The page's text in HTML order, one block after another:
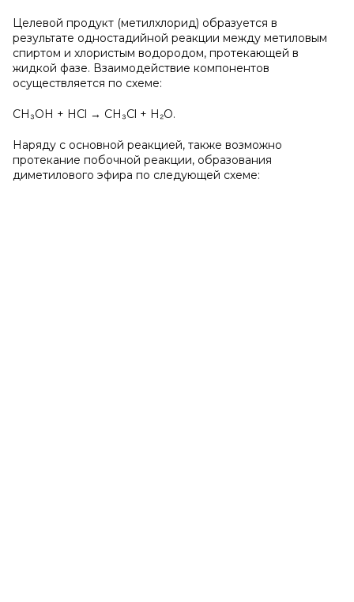
Целевой продукт (метилхлорид) образуется в
результате одностадийной реакции между метиловым
спиртом и хлористым водородом, протекающей в
жидкой фазе. Взаимодействие компонентов
осуществляется по схеме:
CH₃OH + HCl → CH₃Cl + H₂O.
Наряду с основной реакцией, также возможно
протекание побочной реакции, образования
диметилового эфира по следующей схеме: